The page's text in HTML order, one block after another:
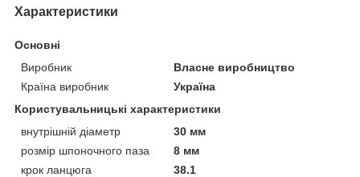
Характеристики
Основні
Виробник
Власне виробництво
Країна виробник
Україна
Користувальницькі характеристики
внутрішній діаметр
30 мм
розмір шпоночного паза
8 мм
крок ланцюга
38.1